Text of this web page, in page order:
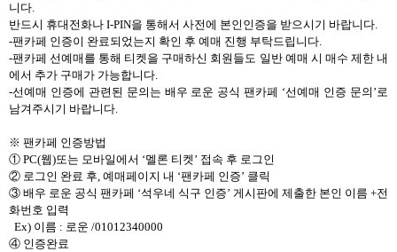
니다.
반드시 휴대전화나 I-PIN을 통해서 사전에 본인인증을 받으시기 바랍니다.
-팬카페 인증이 완료되었는지 확인 후 예매 진행 부탁드립니다.
-팬카페 선예매를 통해 티켓을 구매하신 회원들도 일반 예매 시 매수 제한 내
에서 추가 구매가 가능합니다.
-선예매 인증에 관련된 문의는 배우 로운 공식 팬카페 ‘선예매 인증 문의’로
남겨주시기 바랍니다.
※ 팬카페 인증방법
① PC(웹)또는 모바일에서 ‘멜론 티켓’ 접속 후 로그인
② 로그인 완료 후, 예매페이지 내 ‘팬카페 인증’ 클릭
③ 배우 로운 공식 팬카페 ‘석우네 식구 인증’ 게시판에 제출한 본인 이름 +전
화번호 입력
Ex) 이름 : 로운 /01012340000
④ 인증완료